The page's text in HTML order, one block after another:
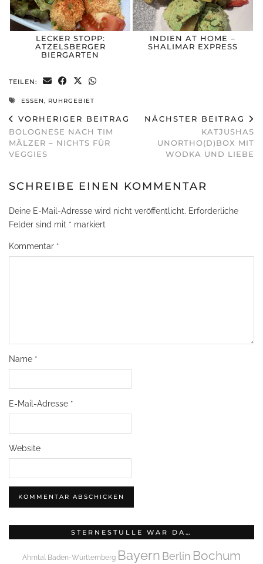
LECKER STOPP:
ATZELSBERGER
BIERGARTEN
INDIEN AT HOME –
SHALIMAR EXPRESS
TEILEN:
ESSEN, RUHRGEBIET
VORHERIGER BEITRAG
BOLOGNESE NACH TIM
MÄLZER – NICHTS FÜR
VEGGIES
NÄCHSTER BEITRAG
KATJUSHAS
UNORTHO(D)BOX MIT
WODKA UND LIEBE
SCHREIBE EINEN KOMMENTAR
Deine E-Mail-Adresse wird nicht veröffentlicht. Erforderliche
Felder sind mit * markiert
Kommentar *
Name *
E-Mail-Adresse *
Website
STERNESTULLE WAR DA…
Ahrntal Baden-Württemberg Bayern Berlin Bochum